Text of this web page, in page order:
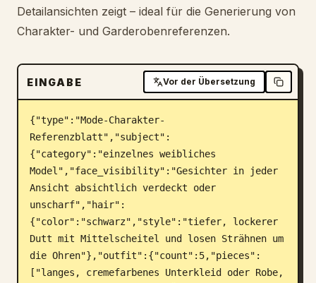
Download
Blog
Updates
Detailansichten zeigt – ideal für die Generierung von
Charakter- und Garderobenreferenzen.
EINGABE Vor der Übersetzung
{"type":"Mode-Charakter-
Referenzblatt","subject":
{"category":"einzelnes weibliches
Model","face_visibility":"Gesichter in jeder
Ansicht absichtlich verdeckt oder
unscharf","hair":
{"color":"schwarz","style":"tiefer, lockerer
Dutt mit Mittelscheitel und losen Strähnen um
die Ohren"},"outfit":{"count":5,"pieces":
["langes, cremefarbenes Unterkleid oder Robe,